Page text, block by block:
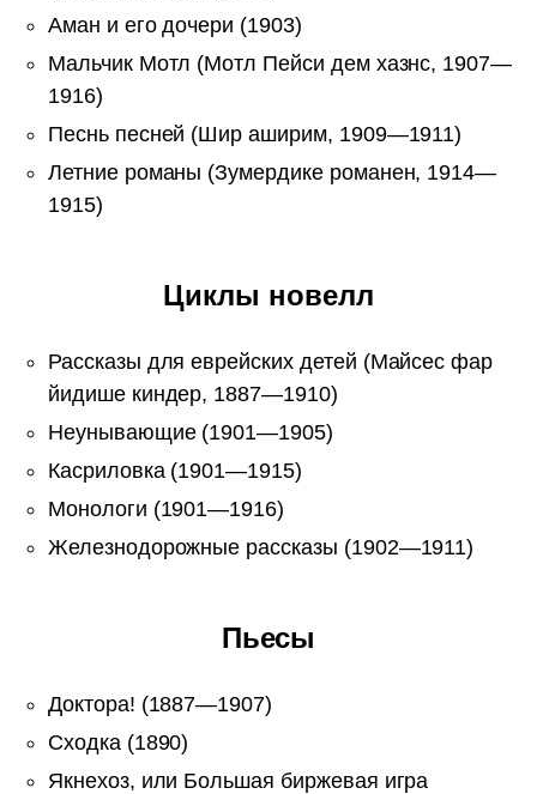
Аман и его дочери (1903)
Мальчик Мотл (Мотл Пейси дем хазнс, 1907—
1916)
Песнь песней (Шир аширим, 1909—1911)
Летние романы (Зумердике романен, 1914—
1915)
Циклы новелл
Рассказы для еврейских детей (Майсес фар
йидише киндер, 1887—1910)
Неунывающие (1901—1905)
Касриловка (1901—1915)
Монологи (1901—1916)
Железнодорожные рассказы (1902—1911)
Пьесы
Доктора! (1887—1907)
Сходка (1890)
Якнехоз, или Большая биржевая игра